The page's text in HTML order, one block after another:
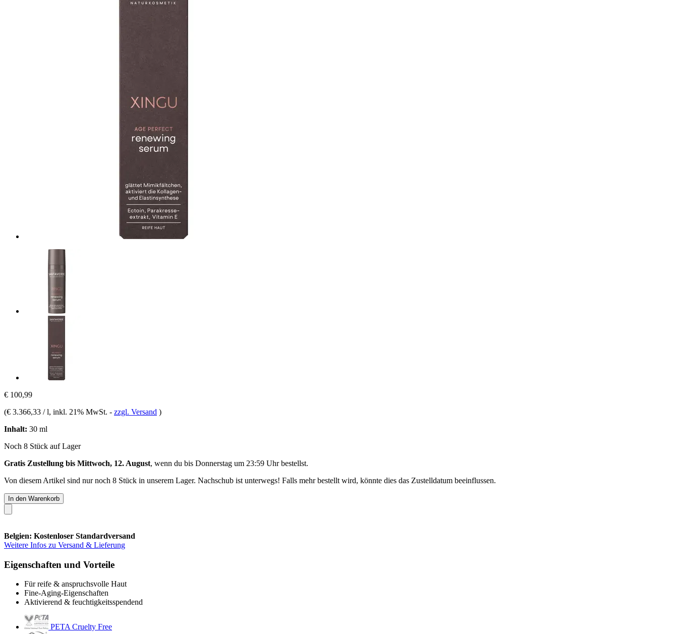
€ 100,99
(€ 3.366,33 / l, inkl. 21% MwSt. - zzgl. Versand )
Inhalt: 30 ml
Noch 8 Stück auf Lager
Gratis Zustellung bis Mittwoch, 12. August, wenn du bis Donnerstag um 23:59 Uhrbestellst.
Von diesem Artikel sind nur noch 8 Stück in unserem Lager. Nachschub ist unterwegs! Falls mehr bestellt wird, könnte dies das Zustelldatum beeinflussen.
In den Warenkorb
Belgien: Kostenloser Standardversand
Weitere Infos zu Versand & Lieferung
Eigenschaften und Vorteile
Für reife & anspruchsvolle Haut
Fine-Aging-Eigenschaften
Aktivierend & feuchtigkeitsspendend
PETA Cruelty Free